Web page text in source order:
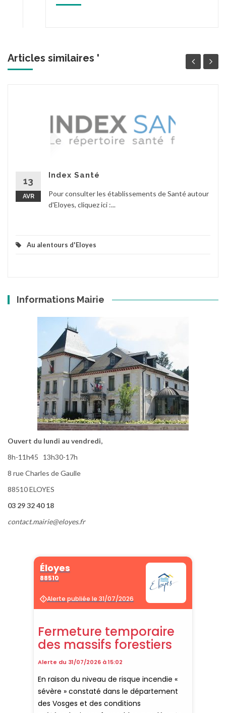
Articles similaires '
13
AVR
Index Santé
Pour consulter les établissements de Santé autour
d'Eloyes, cliquez ici :...
Au alentours d'Eloyes
Informations Mairie
Ouvert du lundi au vendredi,
8h-11h45 13h30-17h
8 rue Charles de Gaulle
88510 ELOYES
03 29 32 40 18
contact.mairie@eloyes.fr